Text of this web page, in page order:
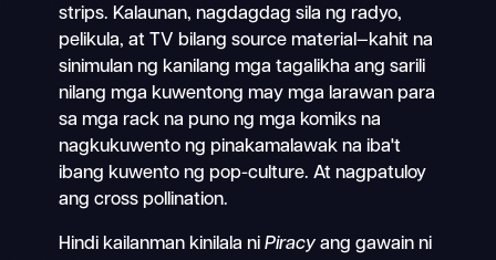
strips. Kalaunan, nagdagdag sila ng radyo,
pelikula, at TV bilang source material—kahit na
sinimulan ng kanilang mga tagalikha ang sarili
nilang mga kuwentong may mga larawan para
sa mga rack na puno ng mga komiks na
nagkukuwento ng pinakamalawak na iba't
ibang kuwento ng pop-culture. At nagpatuloy
ang cross pollination.
Hindi kailanman kinilala ni Piracyang gawain ni